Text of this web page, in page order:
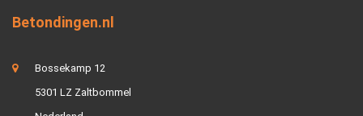
Betondingen.nl
Bossekamp 12
5301 LZ Zaltbommel